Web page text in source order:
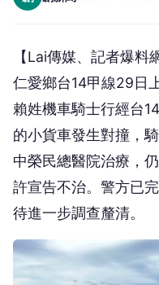
傷搶救仍不治
行
創 創新聞2026-07-30
【Lai傳媒、記者爆料
仁愛鄉台14甲線29日
賴姓機車騎士行經台
的小貨車發生對撞，
中榮民總醫院治療，
許宣告不治。警方已